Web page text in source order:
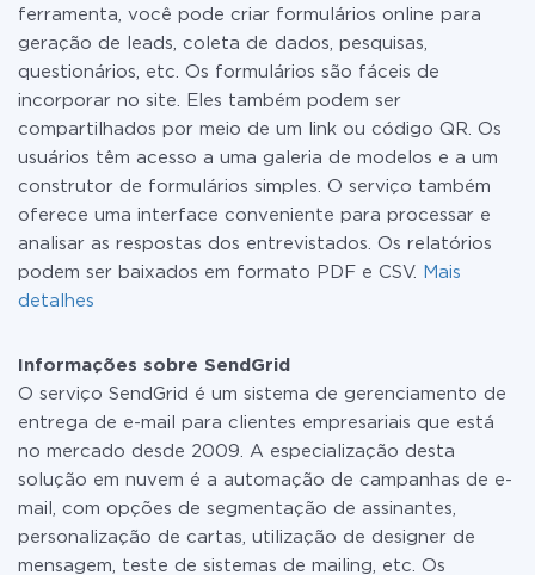
ferramenta, você pode criar formulários online para
geração de leads, coleta de dados, pesquisas,
questionários, etc. Os formulários são fáceis de
incorporar no site. Eles também podem ser
compartilhados por meio de um link ou código QR. Os
usuários têm acesso a uma galeria de modelos e a um
construtor de formulários simples. O serviço também
oferece uma interface conveniente para processar e
analisar as respostas dos entrevistados. Os relatórios
podem ser baixados em formato PDF e CSV.
Mais
detalhes
Informações sobre SendGrid
O serviço SendGrid é um sistema de gerenciamento de
entrega de e-mail para clientes empresariais que está
no mercado desde 2009. A especialização desta
solução em nuvem é a automação de campanhas de e-
mail, com opções de segmentação de assinantes,
personalização de cartas, utilização de designer de
mensagem, teste de sistemas de mailing, etc. Os